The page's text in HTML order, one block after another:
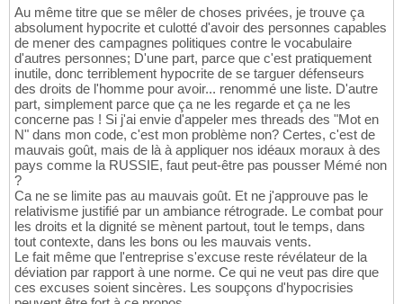
Au même titre que se mêler de choses privées, je trouve ça
absolument hypocrite et culotté d'avoir des personnes capables
de mener des campagnes politiques contre le vocabulaire
d'autres personnes; D'une part, parce que c'est pratiquement
inutile, donc terriblement hypocrite de se targuer défenseurs
des droits de l'homme pour avoir... renommé une liste. D'autre
part, simplement parce que ça ne les regarde et ça ne les
concerne pas ! Si j'ai envie d'appeler mes threads des "Mot en
N" dans mon code, c'est mon problème non? Certes, c'est de
mauvais goût, mais de là à appliquer nos idéaux moraux à des
pays comme la RUSSIE, faut peut-être pas pousser Mémé non
?
Ca ne se limite pas au mauvais goût. Et ne j'approuve pas le
relativisme justifié par un ambiance rétrograde. Le combat pour
les droits et la dignité se mènent partout, tout le temps, dans
tout contexte, dans les bons ou les mauvais vents.
Le fait même que l'entreprise s'excuse reste révélateur de la
déviation par rapport à une norme. Ce qui ne veut pas dire que
ces excuses soient sincères. Les soupçons d'hypocrisies